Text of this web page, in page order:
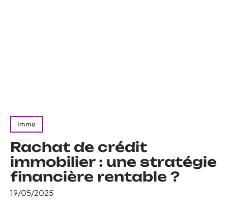
Immo
Rachat de crédit
immobilier : une stratégie
financière rentable ?
19/05/2025